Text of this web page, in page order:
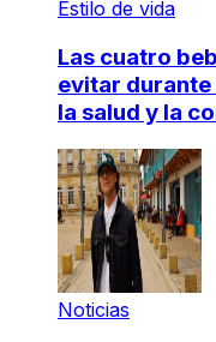
Estilo de vida
Las cuatro
evitar
la salud y la
Noticias